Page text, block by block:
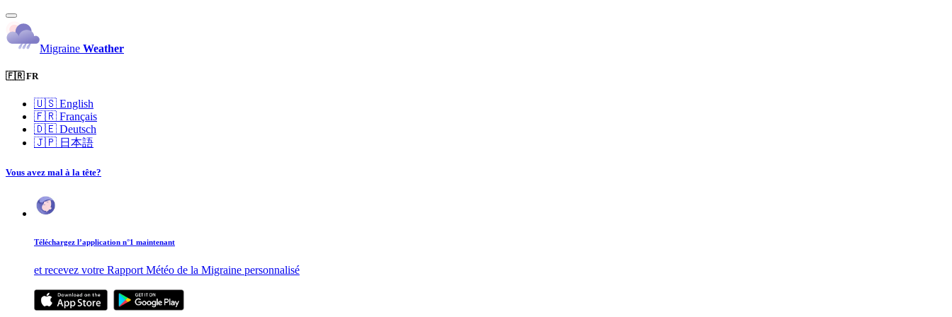
Migraine Weather
🇫🇷 FR
🇺🇸 English
🇫🇷 Français
🇩🇪 Deutsch
🇯🇵 日本語
Vous avez mal à la tête?
Téléchargez l’application n°1 maintenant
et recevez votre Rapport Météo de la Migraine personnalisé